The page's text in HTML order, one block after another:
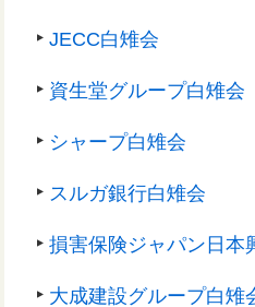
JECC白雉会
資生堂グループ白雉会
シャープ白雉会
スルガ銀行白雉会
損害保険ジャパン日本
大成建設グループ白雉